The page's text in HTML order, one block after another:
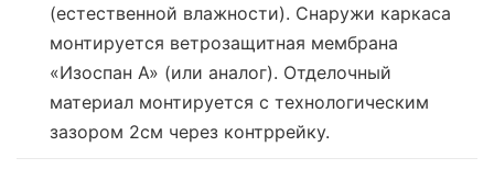
(естественной влажности). Снаружи каркаса
монтируется ветрозащитная мембрана
«Изоспан А» (или аналог). Отделочный
материал монтируется с технологическим
зазором 2см через контррейку.